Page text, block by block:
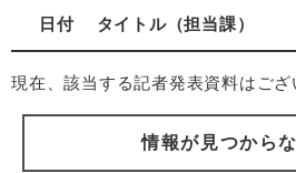
日付 タイトル 担当課
現在、該当する記者発表資料はござ
情報が見つから